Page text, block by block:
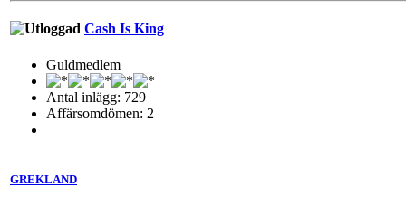
Cash Is King
Guldmedlem
Antal inlägg: 729
Affärsomdömen: 2
GREKLAND